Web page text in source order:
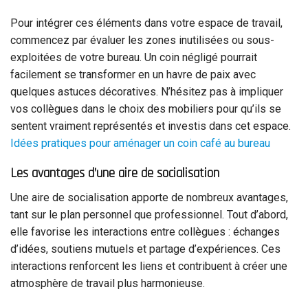
Pour intégrer ces éléments dans votre espace de travail,
commencez par évaluer les zones inutilisées ou sous-
exploitées de votre bureau. Un coin négligé pourrait
facilement se transformer en un havre de paix avec
quelques astuces décoratives. N’hésitez pas à impliquer
vos collègues dans le choix des mobiliers pour qu’ils se
sentent vraiment représentés et investis dans cet espace.
Idées pratiques pour aménager un coin café au bureau
Les avantages d’une aire de socialisation
Une aire de socialisation apporte de nombreux avantages,
tant sur le plan personnel que professionnel. Tout d’abord,
elle favorise les interactions entre collègues : échanges
d’idées, soutiens mutuels et partage d’expériences. Ces
interactions renforcent les liens et contribuent à créer une
atmosphère de travail plus harmonieuse.